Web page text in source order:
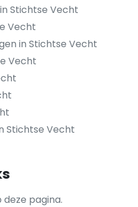
Stichtse Vecht
Vecht
in Stichtse Vecht
Vecht
Stichtse Vecht
deze pagina.